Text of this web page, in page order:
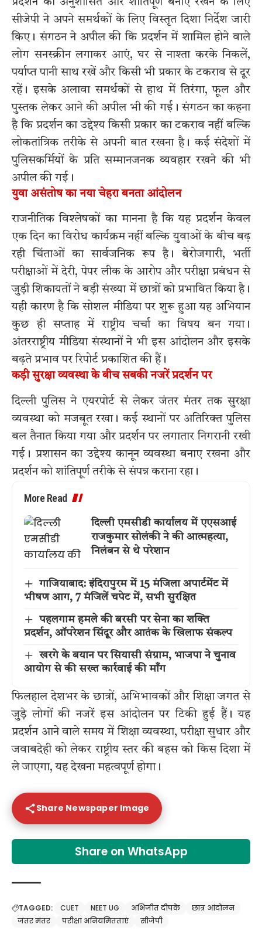
सीजेपी ने अपने समर्थकों के लिए विस्तृत दिशा निर्देश जारी
किए। संगठन ने अपील की कि प्रदर्शन में शामिल होने वाले
लोग सनस्क्रीन लगाकर आएं, घर से नाश्ता करके निकलें,
पर्याप्त पानी साथ रखें और किसी भी प्रकार के टकराव से दूर
रहें। इसके अलावा समर्थकों से हाथ में तिरंगा, फूल और
पुस्तक लेकर आने की अपील भी की गई। संगठन का कहना
है कि प्रदर्शन का उद्देश्य किसी प्रकार का टकराव नहीं बल्कि
लोकतांत्रिक तरीके से अपनी बात रखना है। कई संदेशों में
पुलिसकर्मियों के प्रति सम्मानजनक व्यवहार रखने की भी
अपील की गई।
युवा असंतोष का नया चेहरा बनता आंदोलन
राजनीतिक विश्लेषकों का मानना है कि यह प्रदर्शन केवल
एक दिन का विरोध कार्यक्रम नहीं बल्कि युवाओं के बीच बढ़
रही चिंताओं का सार्वजनिक रूप है। बेरोजगारी, भर्ती
परीक्षाओं में देरी, पेपर लीक के आरोप और परीक्षा प्रबंधन से
जुड़ी शिकायतों ने बड़ी संख्या में छात्रों को प्रभावित किया है।
यही कारण है कि सोशल मीडिया पर शुरू हुआ यह अभियान
कुछ ही सप्ताह में राष्ट्रीय चर्चा का विषय बन गया।
अंतरराष्ट्रीय मीडिया संस्थानों ने भी इस आंदोलन और इसके
बढ़ते प्रभाव पर रिपोर्ट प्रकाशित की हैं।
कड़ी सुरक्षा व्यवस्था के बीच सबकी नजरें प्रदर्शन पर
दिल्ली पुलिस ने एयरपोर्ट से लेकर जंतर मंतर तक सुरक्षा
व्यवस्था को मजबूत रखा। कई स्थानों पर अतिरिक्त पुलिस
बल तैनात किया गया और प्रदर्शन पर लगातार निगरानी रखी
गई। प्रशासन का उद्देश्य कानून व्यवस्था बनाए रखना और
प्रदर्शन को शांतिपूर्ण तरीके से संपन्न कराना रहा।
More Read
दिल्ली एमसीडी कार्यालय में एएसआई
राजकुमार सोलंकी ने की आत्महत्या,
निलंबन से थे परेशान
गाजियाबाद: इंदिरापुरम में 15 मंजिला अपार्टमेंट में
भीषण आग, 7 मंजिलें चपेट में, सभी सुरक्षित
पहलगाम हमले की बरसी पर सेना का शक्ति
प्रदर्शन, ऑपरेशन सिंदूर और आतंक के खिलाफ संकल्प
खरगे के बयान पर सियासी संग्राम, भाजपा ने चुनाव
आयोग से की सख्त कार्रवाई की माँग
फिलहाल देशभर के छात्रों, अभिभावकों और शिक्षा जगत से
जुड़े लोगों की नजरें इस आंदोलन पर टिकी हुई हैं। यह
प्रदर्शन आने वाले समय में शिक्षा व्यवस्था, परीक्षा सुधार और
जवाबदेही को लेकर राष्ट्रीय स्तर की बहस को किस दिशा में
ले जाएगा, यह देखना महत्वपूर्ण होगा।
Share Newspaper Image
Share on WhatsApp
TAGGED: CUET NEET UG अभिजीत दीपके
छात्र आंदोलन
जंतर मंतर
परीक्षा अनियमितताएं सीजेपी